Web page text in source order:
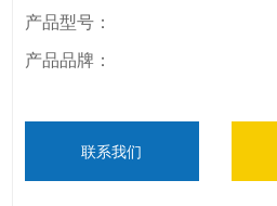
产品型号：
产品品牌：
联系我们